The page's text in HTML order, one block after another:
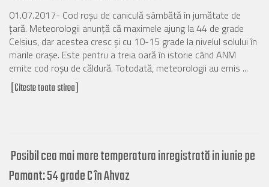
01.07.2017- Cod roşu de caniculă sâmbătă în jumătate de
ţară. Meteorologii anunţă că maximele ajung la 44 de grade
Celsius, dar acestea cresc şi cu 10-15 grade la nivelul solului în
marile oraşe. Este pentru a treia oară în istorie când ANM
emite cod roşu de căldură. Totodată, meteorologii au emis ...
[Citeste toata stirea]
Posibil cea mai mare temperatura inregistrată in iunie pe
Pamant: 54 grade C în Ahvaz